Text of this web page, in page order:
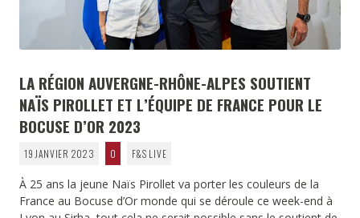
LA RÉGION AUVERGNE-RHÔNE-ALPES SOUTIENT
NAÏS PIROLLET ET L’ÉQUIPE DE FRANCE POUR LE
BOCUSE D’OR 2023
19 JANVIER 2023 0 F&S LIVE
À 25 ans la jeune Naïs Pirollet va porter les couleurs de la
France au Bocuse d’Or monde qui se déroule ce week-end à